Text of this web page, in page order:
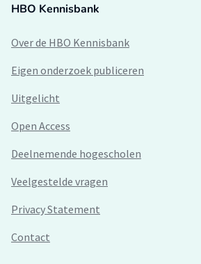
HBO Kennisbank
Over de HBO Kennisbank
Eigen onderzoek publiceren
Uitgelicht
Open Access
Deelnemende hogescholen
Veelgestelde vragen
Privacy Statement
Contact